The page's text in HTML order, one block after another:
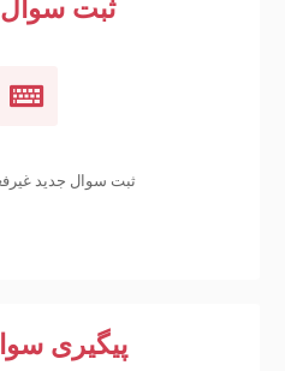
ثبت سوال
ثبت سوال جدید
پیگیری